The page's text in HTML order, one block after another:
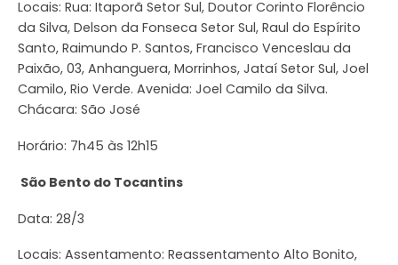
Locais: Rua: Itaporã Setor Sul, Doutor Corinto Florêncio
da Silva, Delson da Fonseca Setor Sul, Raul do Espírito
Santo, Raimundo P. Santos, Francisco Venceslau da
Paixão, 03, Anhanguera, Morrinhos, Jataí Setor Sul, Joel
Camilo, Rio Verde. Avenida: Joel Camilo da Silva.
Chácara: São José
Horário: 7h45 às 12h15
São Bento do Tocantins
Data: 28/3
Locais: Assentamento: Reassentamento Alto Bonito,